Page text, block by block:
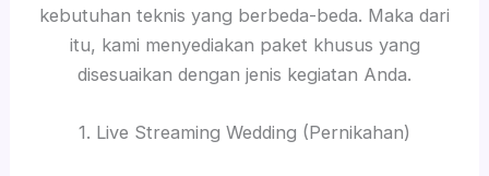
kebutuhan teknis yang berbeda-beda. Maka dari
itu, kami menyediakan paket khusus yang
disesuaikan dengan jenis kegiatan Anda.
1. Live Streaming Wedding (Pernikahan)